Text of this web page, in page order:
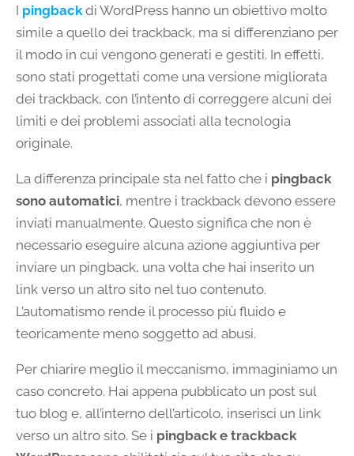
I pingbackdi WordPress hanno un obiettivo molto
simile a quello dei trackback, ma si differenziano per
il modo in cui vengono generati e gestiti. In effetti,
sono stati progettati come una versione migliorata
dei trackback, con l’intento di correggere alcuni dei
limiti e dei problemi associati alla tecnologia
originale.
La differenza principale sta nel fatto che i pingback
sono automatici, mentre i trackback devono essere
inviati manualmente. Questo significa che non è
necessario eseguire alcuna azione aggiuntiva per
inviare un pingback, una volta che hai inserito un
link verso un altro sito nel tuo contenuto.
L’automatismo rende il processo più fluido e
teoricamente meno soggetto ad abusi.
Per chiarire meglio il meccanismo, immaginiamo un
caso concreto. Hai appena pubblicato un post sul
tuo blog e, all’interno dell’articolo, inserisci un link
verso un altro sito. Se i pingback e trackback